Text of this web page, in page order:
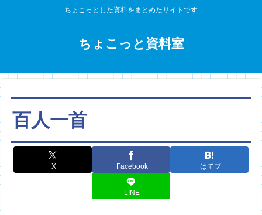
ちょこっとした資料をまとめたサイトです
ちょこっと資料室
百人一首
X Facebook はてブ
LINE